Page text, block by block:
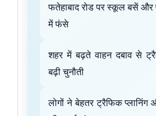
फतेहाबाद रोड पर स्कूल बसें और
में फंसे
शहर में बढ़ते वाहन दबाव से
बढ़ी चुनौती
लोगों ने बेहतर ट्रैफिक प्लानिंग